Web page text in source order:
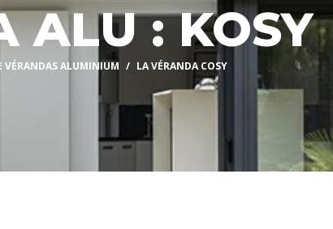
ALU : KOSY
VÉRANDAS ALUMINIUM LA VÉRANDA COSY